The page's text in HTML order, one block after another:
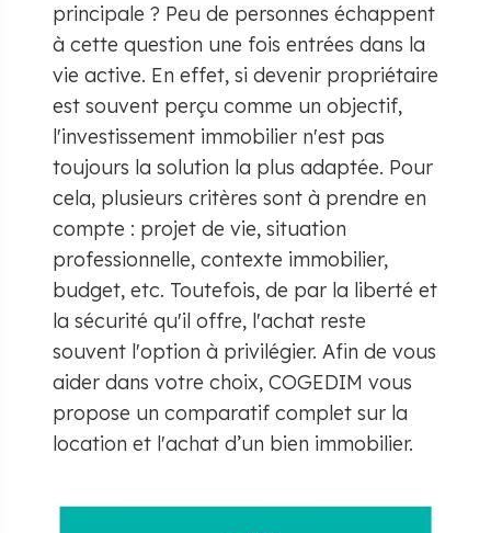
principale ? Peu de personnes échappent
à cette question une fois entrées dans la
vie active. En effet, si devenir propriétaire
est souvent perçu comme un objectif,
l'investissement immobilier n'est pas
toujours la solution la plus adaptée. Pour
cela, plusieurs critères sont à prendre en
compte : projet de vie, situation
professionnelle, contexte immobilier,
budget, etc. Toutefois, de par la liberté et
la sécurité qu'il offre, l'achat reste
souvent l'option à privilégier. Afin de vous
aider dans votre choix, COGEDIM vous
propose un comparatif complet sur la
location et l'achat d’un bien immobilier.